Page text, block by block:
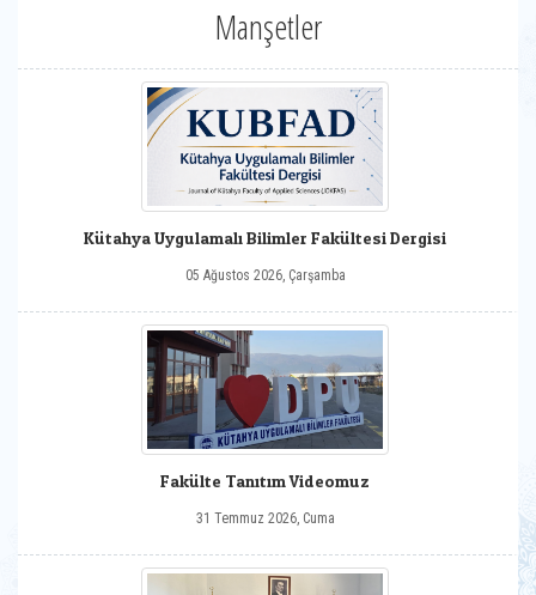
Manşetler
Kütahya Uygulamalı Bilimler Fakültesi Dergisi
05 Ağustos 2026, Çarşamba
Fakülte Tanıtım Videomuz
31 Temmuz 2026, Cuma